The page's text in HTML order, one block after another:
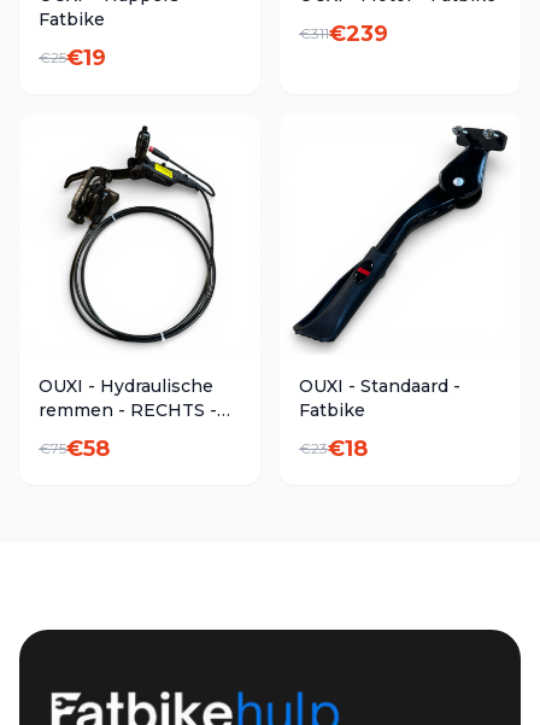
Fatbike
€25€19
€311€239
OUXI - Hydraulische
remmen - RECHTS -
€75€58
OUXI - Standaard -
Fatbike
€23€18